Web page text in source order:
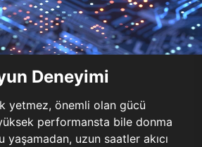
Deneyimi
yetmez, önemli olan gücü
performansta bile donma
yaşamadan, uzun saatler akıcı